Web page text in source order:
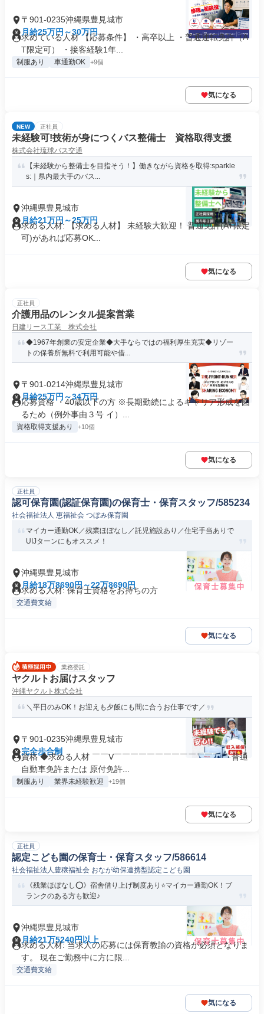
〒901-0235沖縄県豊見城市
月給25万円～30万円
求めている人材 【応募条件】 ・高卒以上 ・普通運転免許（A
T限定可） ・接客経験1年...
制服あり 車通勤OK +9個
気になる
NEW 正社員
未経験可!技術が身につくバス整備士 資格取得支援
株式会社琉球バス交通
【未経験から整備士を目指そう！】働きながら資格を取得:sparkle
s:｜県内最大手のバス...
沖縄県豊見城市
月給21万円～25万円
求める人材: 【求める人材】 未経験大歓迎！ 普通免許(AT限定
可)があれば応募OK...
気になる
正社員
介護用品のレンタル提案営業
日建リース工業 株式会社
◆1967年創業の安定企業◆大手ならではの福利厚生充実◆リゾー
トの保養所無料で利用可能や借...
〒901-0214沖縄県豊見城市
月給25万円～34万円
応募資格 ・40歳以下の方 ※長期勤続によるキャリア形成を図
るため（例外事由３号 イ）...
資格取得支援あり +10個
気になる
正社員
認可保育園(認証保育園)の保育士・保育スタッフ/585234
社会福祉法人 恵福祉会 つぼみ保育園
マイカー通勤OK／残業ほぼなし／託児施設あり／住宅手当ありで
UIJターンにもオススメ！
沖縄県豊見城市
月給18万8690円～22万8690円
求める人材: 保育士資格をお持ちの方
交通費支給
気になる
業務委託
ヤクルトお届けスタッフ
沖縄ヤクルト株式会社
＼平日のみOK！お迎えも夕飯にも間に合うお仕事です／
〒901-0235沖縄県豊見城市
完全歩合制
資格 ◆求める人材 ￣￣V￣￣￣￣￣￣￣￣￣￣￣￣￣￣ 普通
自動車免許または 原付免許...
制服あり 業界未経験歓迎 +19個
気になる
正社員
認定こども園の保育士・保育スタッフ/586614
社会福祉法人豊穣福祉会 おなが幼保連携型認定こども園
《残業ほぼなし⭕️》宿舎借り上げ制度あり⭐️マイカー通勤OK！ブ
ランクのある方も歓迎♪
沖縄県豊見城市
月給21万5240円以上
求める人材: 当求人の応募には保育教諭の資格が必須となりま
す。 現在ご勤務中に方に限...
交通費支給
気になる